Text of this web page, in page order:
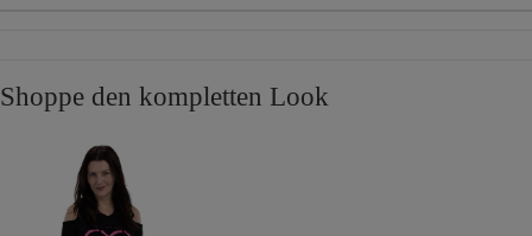
Shoppe den kompletten Look